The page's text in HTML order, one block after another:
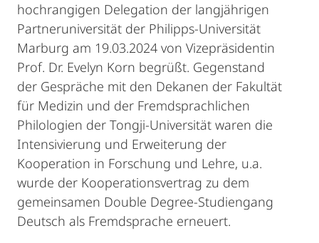
hochrangigen Delegation der langjährigen
Partneruniversität der Philipps-Universität
Marburg am 19.03.2024 von Vizepräsidentin
Prof. Dr. Evelyn Korn begrüßt. Gegenstand
der Gespräche mit den Dekanen der Fakultät
für Medizin und der Fremdsprachlichen
Philologien der Tongji-Universität waren die
Intensivierung und Erweiterung der
Kooperation in Forschung und Lehre, u.a.
wurde der Kooperationsvertrag zu dem
gemeinsamen Double Degree-Studiengang
Deutsch als Fremdsprache erneuert.